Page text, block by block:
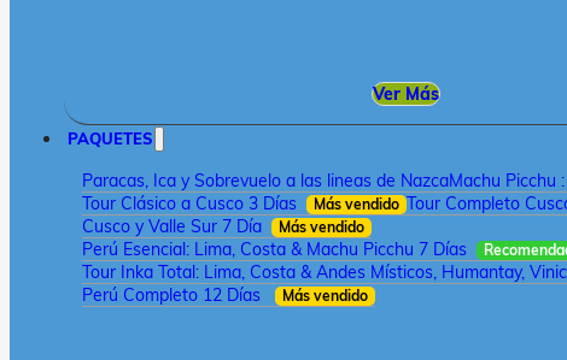
Ver Más
PAQUETES
Paracas, Ica y Sobrevuelo a las lineas de NazcaMachu Picchu
Tour Clásico a Cusco 3 Días Más vendido Tour Completo
Cusco y Valle Sur 7 Día
Más vendido
Perú Esencial: Lima, Costa & Machu Picchu 7 Días
Tour Inka Total: Lima, Costa & Andes Místicos, Humantay,
Perú Completo 12 Días Más vendido